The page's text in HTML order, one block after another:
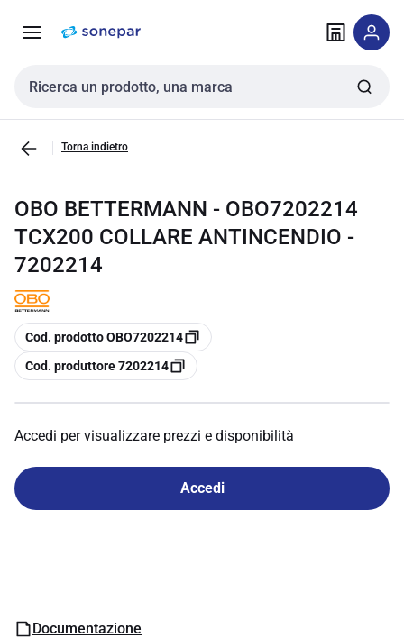
navigazione alla
Cerca input
Torna indietro
OBO BETTERMANN - OBO7202214
TCX200 COLLARE ANTINCENDIO -
7202214
copia
Cod. prodotto OBO7202214
copia
Cod. produttore 7202214
Accedi per visualizzare prezzi e disponibilità
Accedi
Documentazione